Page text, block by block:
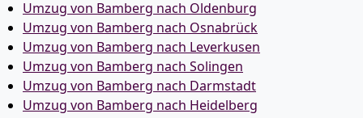
Umzug von Bamberg nach Oldenburg
Umzug von Bamberg nach Osnabrück
Umzug von Bamberg nach Leverkusen
Umzug von Bamberg nach Solingen
Umzug von Bamberg nach Darmstadt
Umzug von Bamberg nach Heidelberg